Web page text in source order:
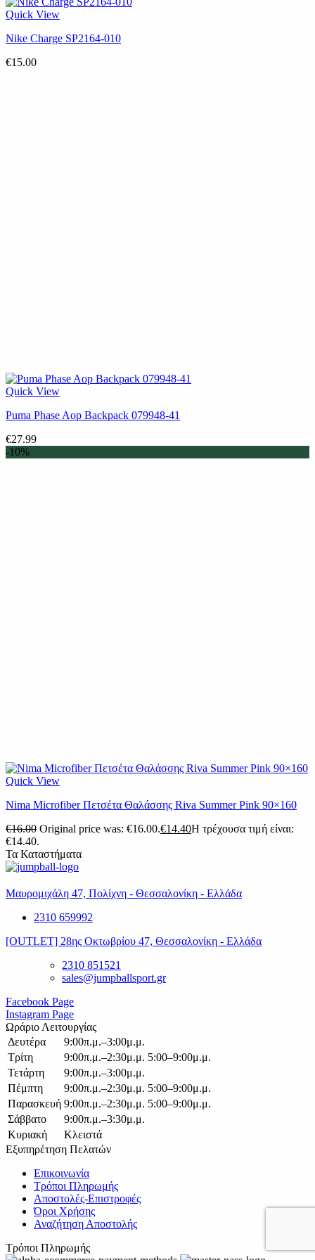
Quick View
Nike Charge SP2164-010
€15.00
Quick View
Puma Phase Aop Backpack 079948-41
€27.99
-10%
Quick View
Nima Microfiber Πετσέτα Θαλάσσης Riva Summer Pink 90×160
€16.00 Original price was: €16.00.€14.40Η τρέχουσα τιμή είναι:
€14.40.
Τα Καταστήματα
Μαυρομιχάλη 47, Πολίχνη - Θεσσαλονίκη - Ελλάδα
2310 659992
[OUTLET] 28ης Οκτωβρίου 47, Θεσσαλονίκη - Ελλάδα
2310 851521
sales@jumpballsport.gr
Facebook Page
Instagram Page
Ωράριο Λειτουργίας
Δευτέρα
9:00π.μ.–3:00μ.μ.
Τρίτη
9:00π.μ.–2:30μ.μ. 5:00–9:00μ.μ.
Τετάρτη
9:00π.μ.–3:00μ.μ.
Πέμπτη
9:00π.μ.–2:30μ.μ. 5:00–9:00μ.μ.
Παρασκευή 9:00π.μ.–2:30μ.μ. 5:00–9:00μ.μ.
Σάββατο
9:00π.μ.–3:30μ.μ.
Κυριακή
Κλειστά
Εξυπηρέτηση Πελατών
Επικοινωνία
Τρόποι Πληρωμής
Αποστολές-Επιστροφές
Όροι Χρήσης
Αναζήτηση Αποστολής
Τρόποι Πληρωμής